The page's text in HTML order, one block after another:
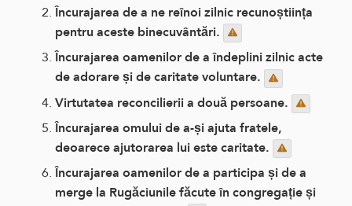
Încurajarea de a ne reînoi zilnic recunoștiința
pentru aceste binecuvântări.
Încurajarea oamenilor de a îndeplini zilnic acte
de adorare și de caritate voluntare.
Virtutatea reconcilierii a două persoane.
Încurajarea omului de a-și ajuta fratele,
deoarece ajutorarea lui este caritate.
Încurajarea oamenilor de a participa și de a
merge la Rugăciunile făcute în congregație și